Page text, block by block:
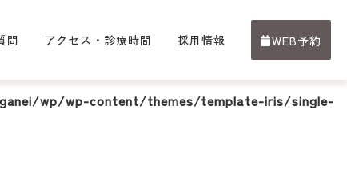
問 アクセス・診療時間 採用情報 WEB予約
themes/template-iris/single-normal.php on line
wp/wp-content/themes/template-iris/single-